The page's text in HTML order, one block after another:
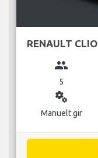
RENAULT CLIO
group
5
miscellaneous_services
Manuelt gir